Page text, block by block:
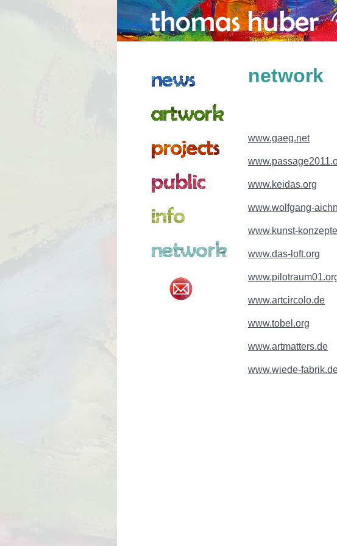
network
www.gaeg.net
www.keidas.org
www.wolfgang-
www.kunst-
www.das-loft.org
www.artcircolo.de
www.tobel.org
www.artmatters.de
www.wiede-